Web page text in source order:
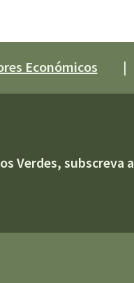
Económicos |
Verdes, subscreva